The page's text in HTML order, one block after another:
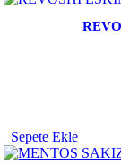
Sepete Ekle